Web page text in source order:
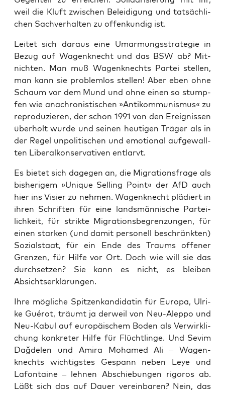
weil die Kluft zwi­schen Belei­di­gung und tat­säch­li­
chen Sach­ver­hal­ten zu offen­kun­dig ist.
Lei­tet sich dar­aus eine Umar­mungs­stra­te­gie in
Bezug auf Wagen­knecht und das BSW ab? Mit­
nich­ten. Man muß Wagen­knechts Par­tei stel­len,
man kann sie pro­blem­los stel­len! Aber eben ohne
Schaum vor dem Mund und ohne einen so stump­
fen wie ana­chro­nis­ti­schen »Anti­kom­mu­nis­mus« zu
repro­du­zie­ren, der schon 1991 von den Ereig­nis­sen
über­holt wur­de und sei­nen heu­ti­gen Trä­ger als in
der Regel unpo­li­ti­schen und emo­tio­nal auf­ge­wall­
ten Libe­ral­kon­ser­va­ti­ven entlarvt.
Es bie­tet sich dage­gen an, die Migra­ti­ons­fra­ge als
bis­he­ri­gem »Uni­que Sel­ling Point« der AfD auch
hier ins Visier zu neh­men. Wagen­knecht plä­diert in
ihren Schrif­ten für eine lands­män­ni­sche Par­tei­
lich­keit, für strik­te Migra­ti­ons­be­gren­zun­gen, für
einen star­ken (und damit per­so­nell beschränk­ten)
Sozi­al­staat, für ein Ende des Traums offe­ner
Gren­zen, für Hil­fe vor Ort. Doch wie will sie das
durch­set­zen? Sie kann es nicht, es blei­ben
Absichtserklärungen.
Ihre mög­li­che Spit­zen­kan­di­da­tin für Euro­pa, Ulri­
ke Gué­rot, träumt ja der­weil von Neu-Alep­po und
Neu-Kabul auf euro­päi­schem Boden als Ver­wirk­li­
chung kon­kre­ter Hil­fe für Flücht­lin­ge. Und Sevim
Dağ­de­len und Ami­ra Moha­med Ali – Wagen­
knechts wich­tigs­tes Gespann neben Leye und
Lafon­taine – leh­nen Abschie­bun­gen rigo­ros ab.
Läßt sich das auf Dau­er ver­ein­ba­ren? Nein, das